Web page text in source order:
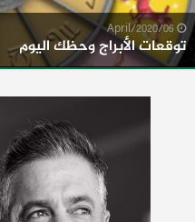
توقعات الأبراج وحظك اليوم